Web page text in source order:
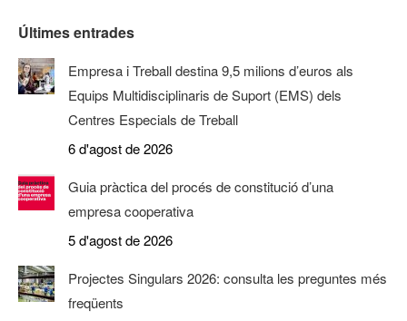
Últimes entrades
Empresa i Treball destina 9,5 milions d’euros als
Equips Multidisciplinaris de Suport (EMS) dels
Centres Especials de Treball
6 d'agost de 2026
Guia pràctica del procés de constitució d’una
empresa cooperativa
5 d'agost de 2026
Projectes Singulars 2026: consulta les preguntes més
freqüents